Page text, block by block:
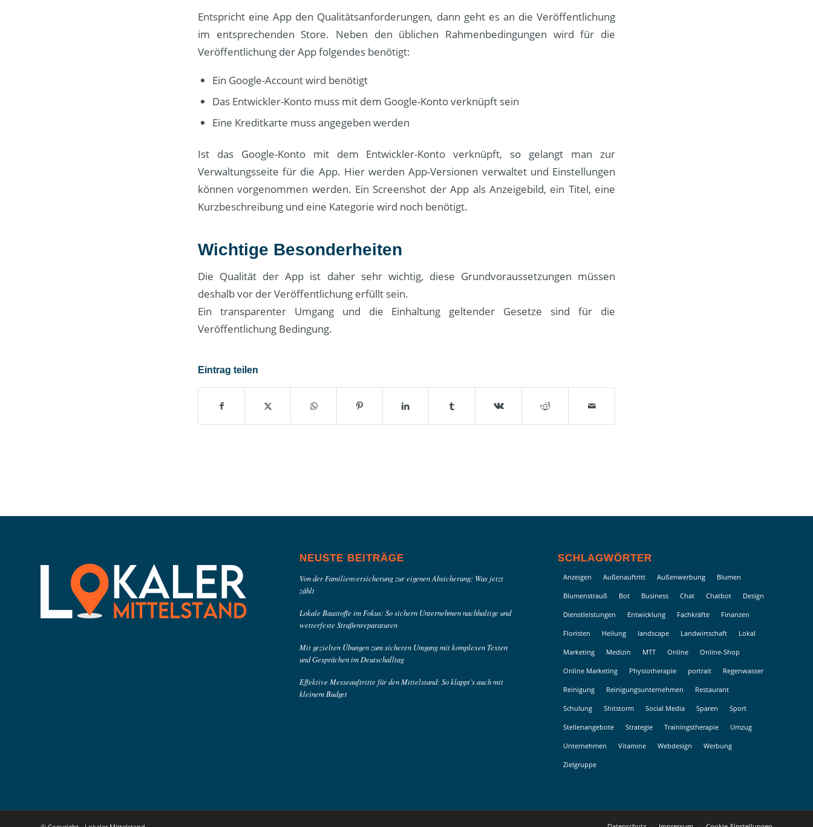
Entspricht eine App den Qualitätsanforderungen, dann geht es an die Veröffentlichung
im entsprechenden Store. Neben den üblichen Rahmenbedingungen wird für die
Veröffentlichung der App folgendes benötigt:
Ein Google-Account wird benötigt
Das Entwickler-Konto muss mit dem Google-Konto verknüpft sein
Eine Kreditkarte muss angegeben werden
Ist das Google-Konto mit dem Entwickler-Konto verknüpft, so gelangt man zur
Verwaltungsseite für die App. Hier werden App-Versionen verwaltet und Einstellungen
können vorgenommen werden. Ein Screenshot der App als Anzeigebild, ein Titel, eine
Kurzbeschreibung und eine Kategorie wird noch benötigt.
Wichtige Besonderheiten
Die Qualität der App ist daher sehr wichtig, diese Grundvoraussetzungen müssen
deshalb vor der Veröffentlichung erfüllt sein.
Ein transparenter Umgang und die Einhaltung geltender Gesetze sind für die
Veröffentlichung Bedingung.
Eintrag teilen
NEUSTE BEITRÄGE
Von der Familienversicherung zur eigenen Absicherung: Was jetzt
zählt
Lokale Baustoffe im Fokus: So sichern Unternehmen nachhaltige und
wetterfeste Straßenreparaturen
Mit gezielten Übungen zum sicheren Umgang mit komplexen Texten
und Gesprächen im Deutschalltag
Effektive Messeauftritte für den Mittelstand: So klappt’s auch mit
kleinem Budget
SCHLAGWÖRTER
Anzeigen Außenauftritt Außenwerbung Blumen
Blumenstrauß Bot Business Chat Chatbot Design
Dienstleistungen Entwicklung Fachkräfte Finanzen
Floristen Heilung landscape Landwirtschaft Lokal
Marketing Medizin MTT Online Online-Shop
Online Marketing Physiotherapie portrait Regenwasser
Reinigung Reinigungsunternehmen Restaurant
Schulung Shitstorm Social Media Sparen Sport
Stellenangebote Strategie Trainingstherapie Umzug
Unternehmen Vitamine Webdesign Werbung
Zielgruppe